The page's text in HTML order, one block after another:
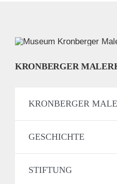
KRONBERGER
KRONBERGER
GESCHICHTE
STIFTUNG